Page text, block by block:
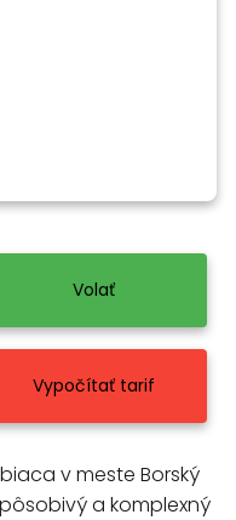
Volať
Vypočítať tarif
v meste Borský
a komplexný